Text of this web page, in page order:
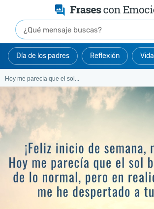
Día de los padres Reflexión Vida
Hoy me parecía que el sol...